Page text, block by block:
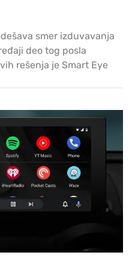
smer izduvavanja
deo tog posla
rešenja je Smart Eye